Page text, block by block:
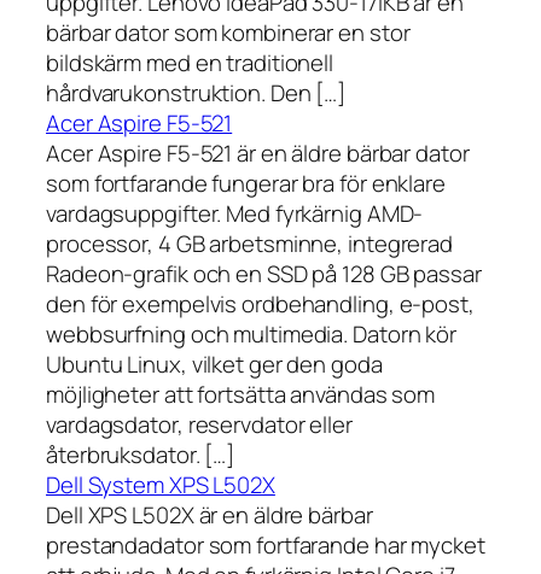
bärbar dator som kombinerar en stor
bildskärm med en traditionell
hårdvarukonstruktion. Den […]
Acer Aspire F5-521
Acer Aspire F5-521 är en äldre bärbar dator
som fortfarande fungerar bra för enklare
vardagsuppgifter. Med fyrkärnig AMD-
processor, 4 GB arbetsminne, integrerad
Radeon-grafik och en SSD på 128 GB passar
den för exempelvis ordbehandling, e-post,
webbsurfning och multimedia. Datorn kör
Ubuntu Linux, vilket ger den goda
möjligheter att fortsätta användas som
vardagsdator, reservdator eller
återbruksdator. […]
Dell System XPS L502X
Dell XPS L502X är en äldre bärbar
prestandadator som fortfarande har mycket